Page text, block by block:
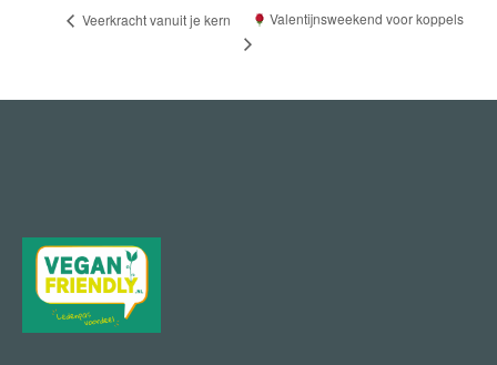
Veerkracht vanuit je kern Valentijnsweekend voor koppels